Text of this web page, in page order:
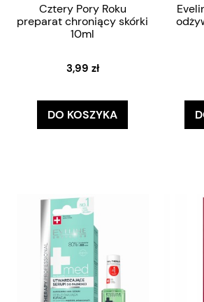
Cztery Pory Roku
preparat chroniący skórki
10ml
3,99 zł
DO KOSZYKA